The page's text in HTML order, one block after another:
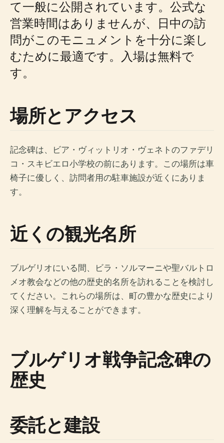
て一般に公開されています。公式な
営業時間はありませんが、日中の訪
問がこのモニュメントを十分に楽し
むために最適です。入場は無料で
す。
場所とアクセス
記念碑は、ビア・ヴィットリオ・ヴェネトのファデリ
コ・スキビエロ小学校の前にあります。この場所は車
椅子に優しく、訪問者用の駐車施設が近くにありま
す。
近くの観光名所
ブルゲリオにいる間、ビラ・ソルマーニや聖バルトロ
メオ教会などの他の歴史的名所を訪れることを検討し
てください。これらの場所は、町の豊かな歴史により
深く理解を与えることができます。
ブルゲリオ戦争記念碑の
歴史
委託と建設